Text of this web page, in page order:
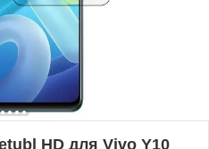
HD для Vivo Y10